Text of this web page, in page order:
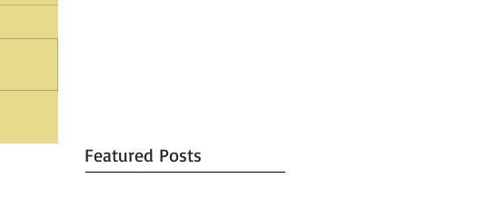
Featured Posts